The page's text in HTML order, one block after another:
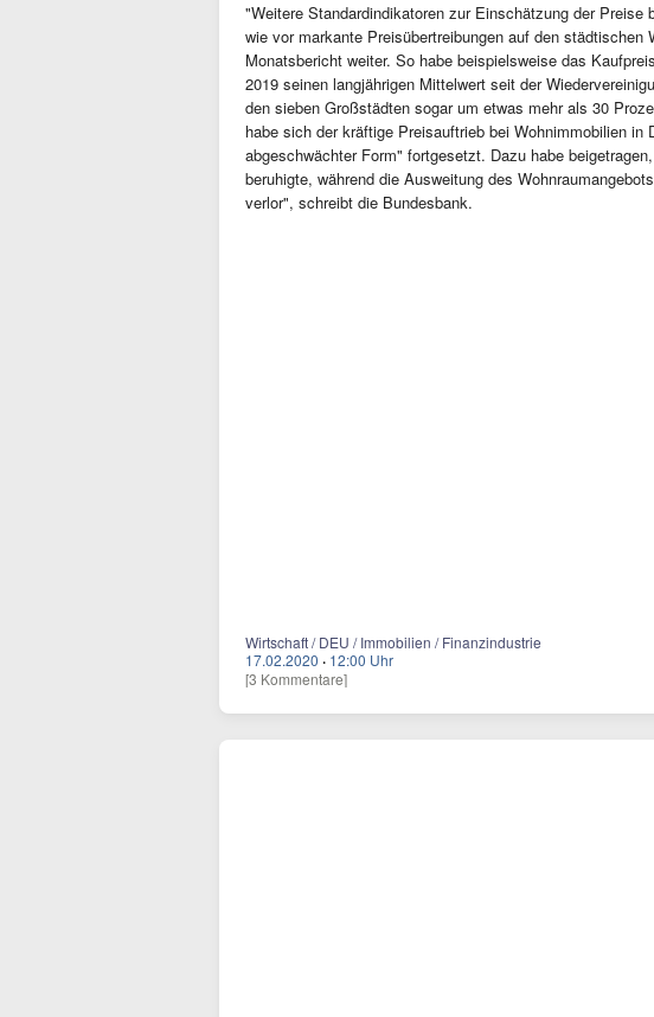
"Weitere Standardindikatoren zur Einschätzung der
wie vor markante Preisübertreibungen auf den
Monatsbericht weiter. So habe beispielsweise das
2019 seinen langjährigen Mittelwert seit der
den sieben Großstädten sogar um etwas mehr als 30
habe sich der kräftige Preisauftrieb bei Wohnimmobilien
abgeschwächter Form" fortgesetzt. Dazu habe
beruhigte, während die Ausweitung des
verlor", schreibt die Bundesbank.
Wirtschaft / DEU / Immobilien / Finanzindustrie
17.02.2020 · 12:00 Uhr
[3 Kommentare]